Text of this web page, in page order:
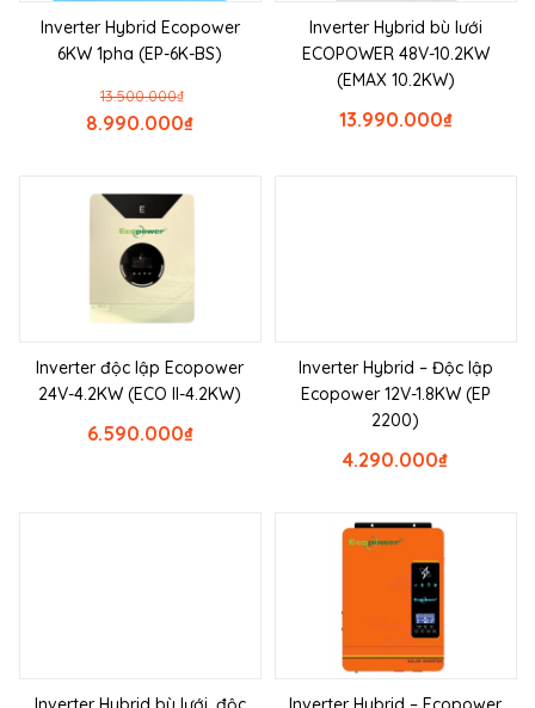
Inverter Hybrid Ecopower
6KW 1pha (EP-6K-BS)
₫
13.500.000
₫
8.990.000
Inverter Hybrid bù lưới
ECOPOWER 48V-10.2KW
(EMAX 10.2KW)
₫
13.990.000
Inverter độc lập Ecopower
24V-4.2KW (ECO II-4.2KW)
₫
6.590.000
Inverter Hybrid – Độc lập
Ecopower 12V-1.8KW (EP
2200)
₫
4.290.000